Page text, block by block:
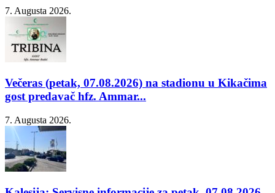
7. Augusta 2026.
Večeras (petak, 07.08.2026) na stadionu u Kikačima
gost predavač hfz. Ammar...
7. Augusta 2026.